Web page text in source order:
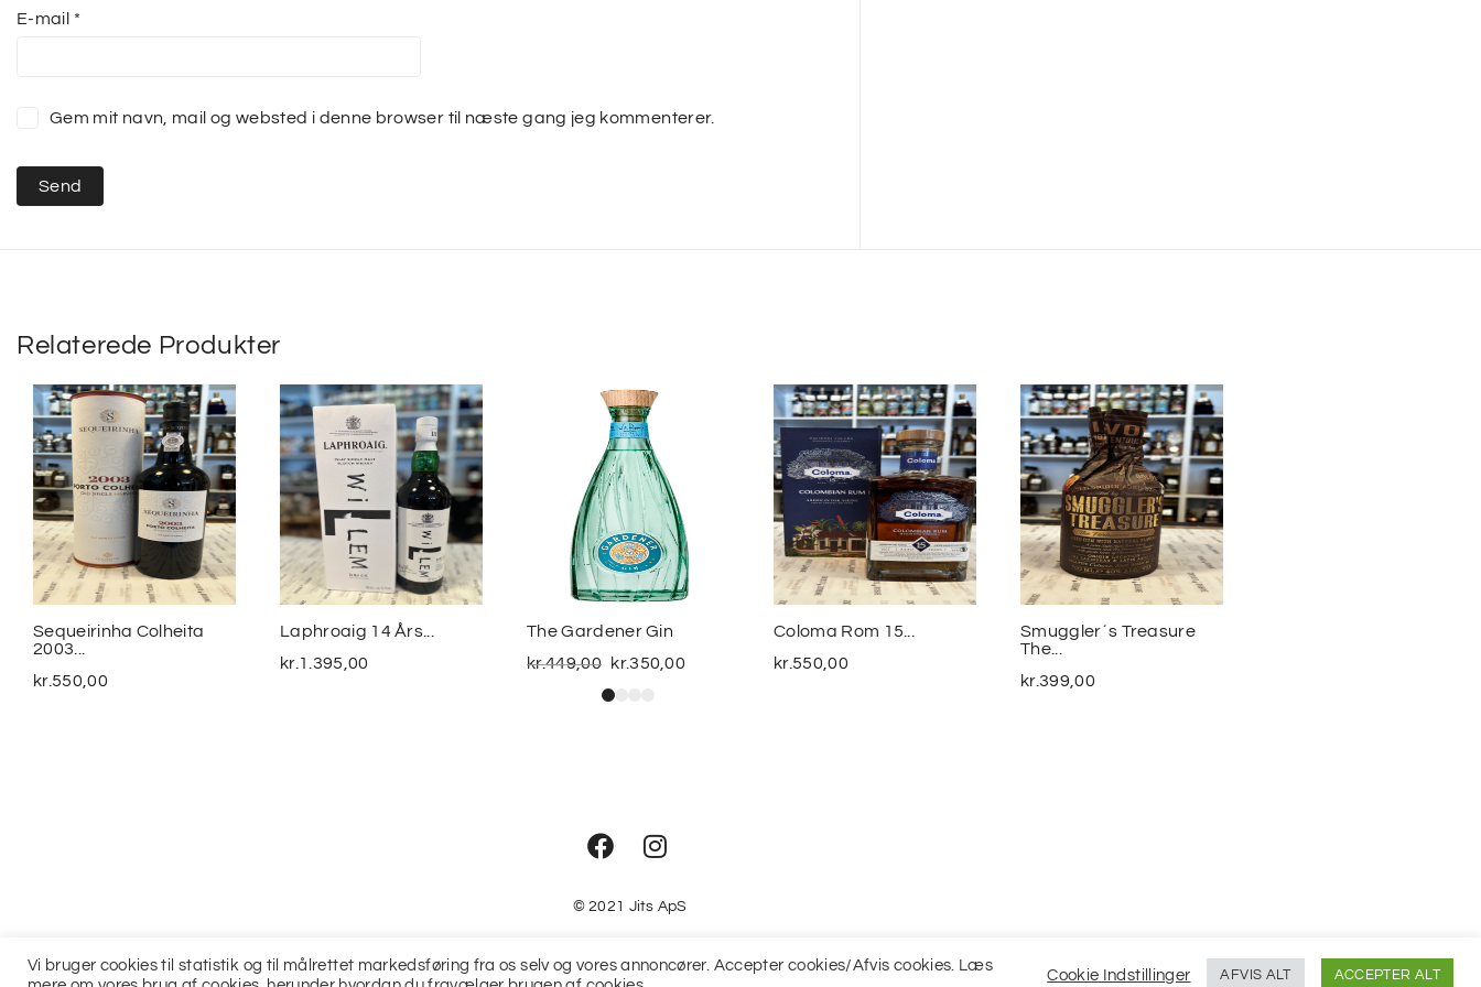
E-mail *
Gem mit navn, mail og websted i denne browser til næste gang jeg kommenterer.
Relaterede Produkter
Sequeirinha Colheita
2003...
kr.550,00
Laphroaig 14 Års...
kr. 1.395,00
The Gardener Gin
kr.449,00 kr.350,00
Coloma Rom 15...
kr.550,00
Smuggler´s Treasure
The...
kr.399,00
© 2021 Jits ApS
Vi bruger cookies til statistik og til målrettet markedsføring fra os selv og vores annoncører. Accepter cookies/Afvis cookies. Læs
Cookie Indstillinger AFVIS ALT ACCEPTER ALT